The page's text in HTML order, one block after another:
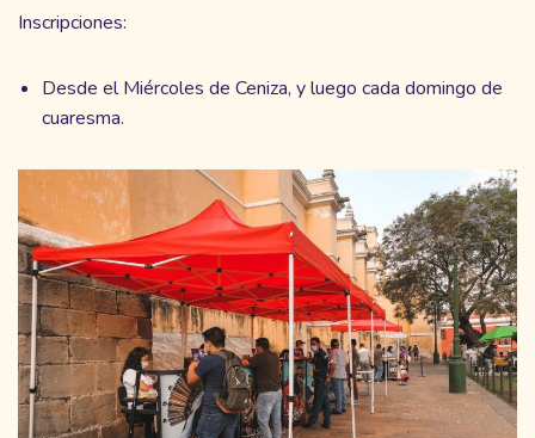
Inscripciones:
Desde el Miércoles de Ceniza, y luego cada domingo de
cuaresma.